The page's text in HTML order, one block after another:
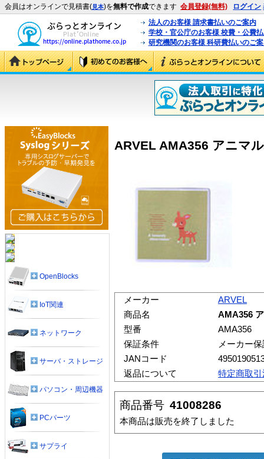
会員はオンラインで見積書(見本)を無料で作成できます 会員登録(無料) ログイン
法人のお客様 請求書払いのご案内
学校・官公庁のお客様 校費・公費
研究機関のお客様 科研費払いのご
ARVEL AMA356 アニマ
メーカー
ARVEL
商品名
AMA356
型番
AMA356
保証条件
メーカー
JANコード
返品について
特定商取
商品番号 41008286
本商品は販売を終了しました
OpenBlocks
IoT関連
ネットワーク
サーバ・ストレージ
パソコン・周辺機器
PCパーツ
サプライ